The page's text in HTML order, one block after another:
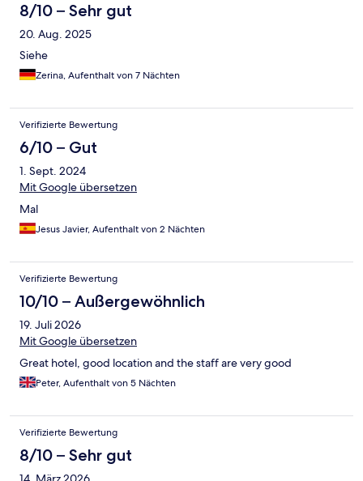
8/10 – Sehr gut
20. Aug. 2025
Siehe
Zerina, Aufenthalt von 7 Nächten
Verifizierte Bewertung
6/10 – Gut
1. Sept. 2024
Mit Google übersetzen
Mal
Jesus Javier, Aufenthalt von 2 Nächten
Verifizierte Bewertung
10/10 – Außergewöhnlich
19. Juli 2026
Mit Google übersetzen
Great hotel, good location and the staff are very good
Peter, Aufenthalt von 5 Nächten
Verifizierte Bewertung
8/10 – Sehr gut